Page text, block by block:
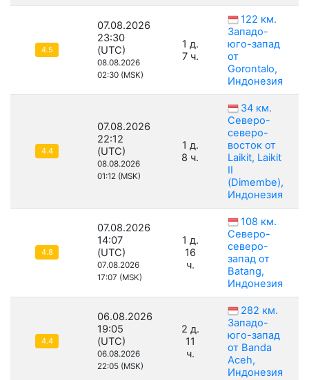
4.5
07.08.2026
23:30
(UTC)
08.08.2026
02:30 (MSK)
1 д.
7 ч.
122 км.
Западо-
юго-запад
от
Gorontalo,
Индонезия
4.4
07.08.2026
22:12
(UTC)
08.08.2026
01:12 (MSK)
1 д.
8 ч.
34 км.
Северо-
северо-
восток от
Laikit, Laikit
II
(Dimembe),
Индонезия
4.8
07.08.2026
14:07
(UTC)
07.08.2026
17:07 (MSK)
1 д.
16
ч.
108 км.
Северо-
северо-
запад от
Batang,
Индонезия
4.4
06.08.2026
19:05
(UTC)
06.08.2026
22:05 (MSK)
2 д.
11
ч.
282 км.
Западо-
юго-запад
от Banda
Aceh,
Индонезия